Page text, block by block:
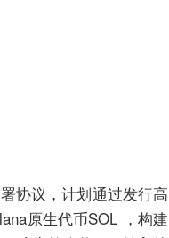
协议，计划通过发行高
原生代币SOL ，构建